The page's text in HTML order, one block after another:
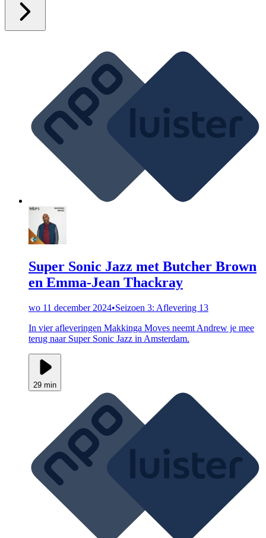
Super Sonic Jazz met Butcher Brown
en Emma-Jean Thackray
wo 11 december 2024•Seizoen 3: Aflevering 13
In vier afleveringen Makkinga Moves neemt Andrew je mee
terug naar Super Sonic Jazz in Amsterdam.
29 min